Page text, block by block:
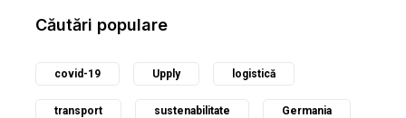
Căutări populare
covid-19 Upply logistică
transport sustenabilitate Germania